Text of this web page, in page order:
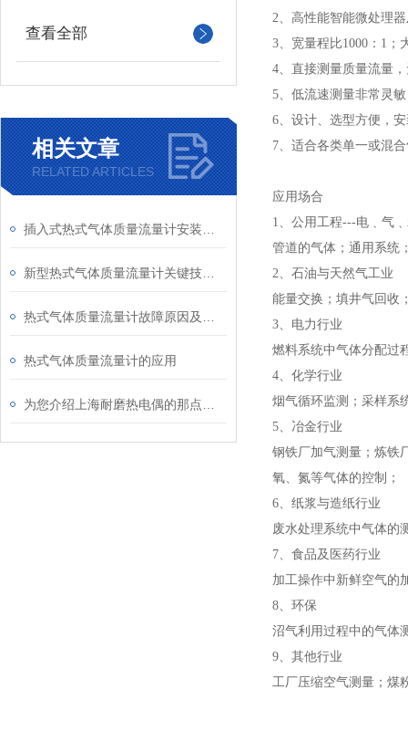
查看全部
相关文章
RELATED ARTICLES
热式气体质量流量计的应用
2、高性能智能微处理
3、宽量程比1000：1；
4、直接测量质量流量
5、低流速测量非常灵
6、设计、选型方便，
7、适合各类单一或混
应用场合
1、公用工程---电﹑气
管道的气体；通用系统
2、石油与天然气工业
能量交换；填井气回收
3、电力行业
燃料系统中气体分配过
4、化学行业
烟气循环监测；采样系
5、冶金行业
钢铁厂加气测量；炼铁
氧、氮等气体的控制；
6、纸浆与造纸行业
废水处理系统中气体的
7、食品及医药行业
加工操作中新鲜空气的
8、环保
沼气利用过程中的气体
9、其他行业
工厂压缩空气测量；煤